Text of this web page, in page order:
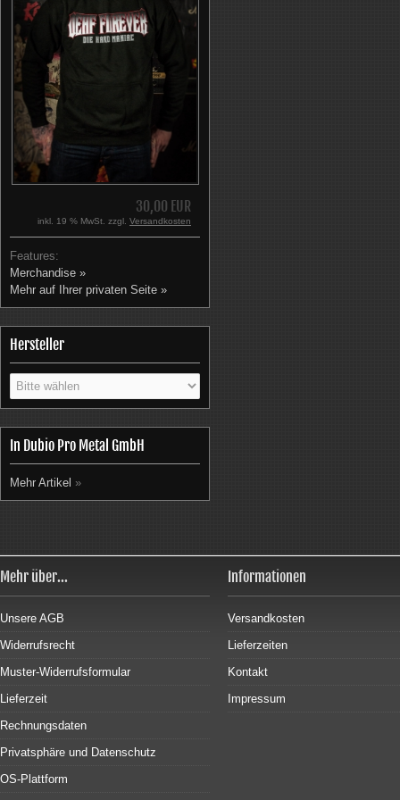
30,00 EUR
inkl. 19 % MwSt. zzgl. Versandkosten
Features:
Merchandise »
Mehr auf Ihrer privaten Seite »
Hersteller
In Dubio Pro Metal GmbH
Mehr Artikel »
Mehr über...
Unsere AGB
Widerrufsrecht
Muster-Widerrufsformular
Lieferzeit
Rechnungsdaten
Privatsphäre und Datenschutz
OS-Plattform
Informationen
Versandkosten
Lieferzeiten
Kontakt
Impressum